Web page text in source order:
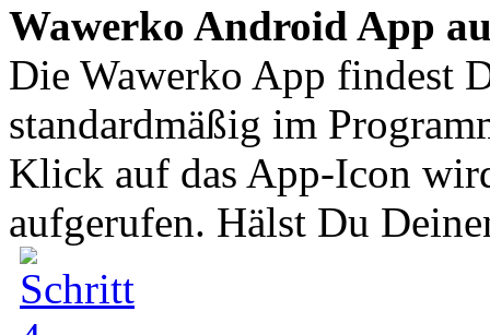
Wawerko Android App
Die Wawerko App findest
standardmäßig im
Klick auf das App-Icon
aufgerufen. Hälst Du